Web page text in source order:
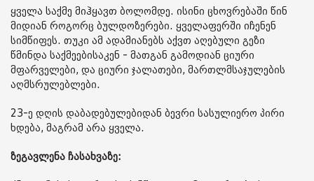
ყველა საქმე მიჰყავთ ბოლომდე. ისინი ცხოვრებაში წინ
მიდიან როგორც ბულდოზერები. ყველაფერში იჩენენ
სიმწიფეს. თუკი ამ ადამიანებს აქვთ აღებული გეზი
წმინდა საქმეებისაკენ - მათგან გამოდიან ციური
მფარველები, და ციური ჯალათები, მართლმსაჯულების
აღმსრულებლები.
23-ე დღის დაბადებულებიდან ბევრი სასულიერო პირი
ხდება, მაგრამ არა ყველა.
ზეგავლენა ჩასახვაზე: